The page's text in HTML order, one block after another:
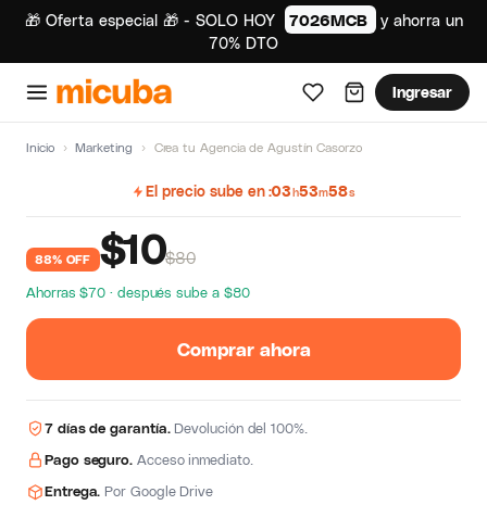
🎁 Oferta especial 🎁 - SOLO HOY 7026MCB
y ahorra un
70% DTO
Ingresar
Inicio › Marketing › Crea tu Agencia de Agustín Casorzo
El precio sube en 03h53m57s
88% OFF $10$80
Ahorras $70 · después sube a $80
Comprar ahora
7 días de garantía.Devolución del 100%.
Pago seguro. Acceso inmediato.
Entrega. Por Google Drive